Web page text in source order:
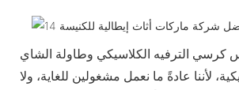
كرسي الترفيه الكلاسيكي وطاولة الشاي
لأننا عادةً ما نعمل مشغولين للغاية، ولا